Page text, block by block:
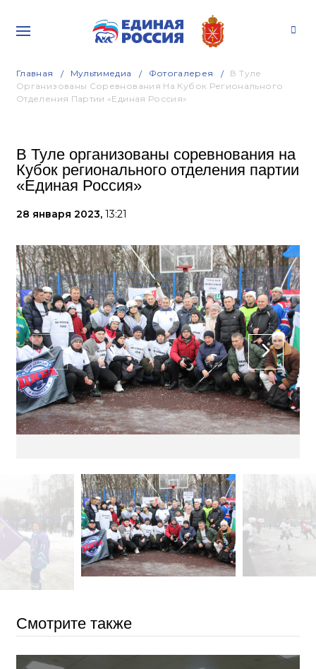
Главная Мультимедиа Фотогалерея
В Туле
Организованы Соревнования На Кубок Регионального
Отделения Партии «Единая Россия»
В Туле организованы соревнования на
Кубок регионального отделения партии
«Единая Россия»
28 января 2023, 13:21
Смотрите также